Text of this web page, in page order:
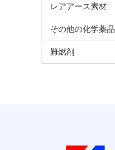
レアアース素材
その他の化学薬品
難燃剤